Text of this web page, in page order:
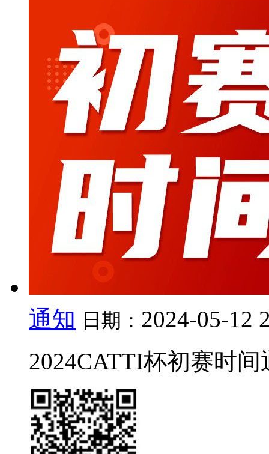
通知 日期： 2024-05-12
2024CATTI杯初赛时间